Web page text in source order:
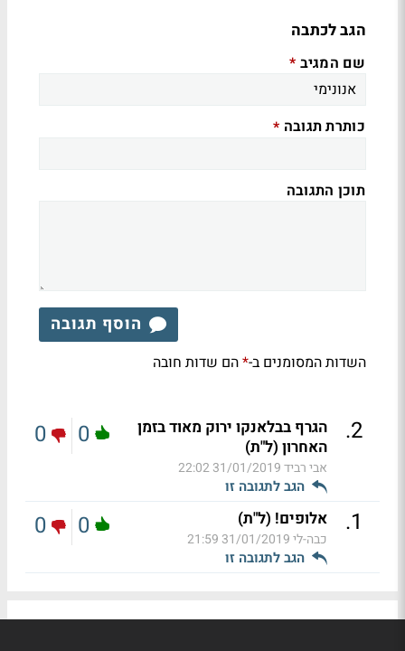
הגב לכתבה
שם המגיב *
כותרת תגובה *
תוכן התגובה
הוסף תגובה
השדות המסומנים ב-*הם שדות חובה
2
.
הגרף בבלאנקו ירוק מאוד בזמן
האחרון (ל"ת)
אבי רביד31/01/2019 22:02
הגב לתגובה זו
0
0
1
. אלופים! (ל"ת)
כבה-לי31/01/2019 21:59
הגב לתגובה זו
0
0